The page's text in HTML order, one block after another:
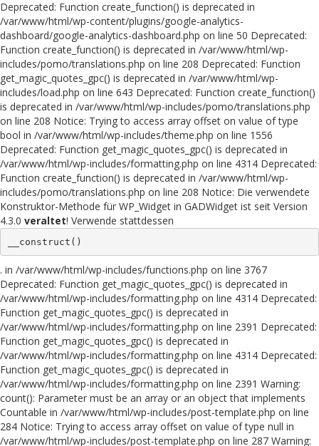
Deprecated: Function create_function() is deprecated in
/var/www/html/wp-content/plugins/google-analytics-
dashboard/google-analytics-dashboard.php on line 50 Deprecated:
Function create_function() is deprecated in /var/www/html/wp-
includes/pomo/translations.php on line 208 Deprecated: Function
get_magic_quotes_gpc() is deprecated in /var/www/html/wp-
includes/load.php on line 643 Deprecated: Function create_function()
is deprecated in /var/www/html/wp-includes/pomo/translations.php
on line 208 Notice: Trying to access array offset on value of type
bool in /var/www/html/wp-includes/theme.php on line 1556
Deprecated: Function get_magic_quotes_gpc() is deprecated in
/var/www/html/wp-includes/formatting.php on line 4314 Deprecated:
Function create_function() is deprecated in /var/www/html/wp-
includes/pomo/translations.php on line 208 Notice: Die verwendete
Konstruktor-Methode für WP_Widget in GADWidget ist seit Version
4.3.0 veraltet! Verwende stattdessen
__construct()
. in /var/www/html/wp-includes/functions.php on line 3767
Deprecated: Function get_magic_quotes_gpc() is deprecated in
/var/www/html/wp-includes/formatting.php on line 4314 Deprecated:
Function get_magic_quotes_gpc() is deprecated in
/var/www/html/wp-includes/formatting.php on line 2391 Deprecated:
Function get_magic_quotes_gpc() is deprecated in
/var/www/html/wp-includes/formatting.php on line 4314 Deprecated:
Function get_magic_quotes_gpc() is deprecated in
/var/www/html/wp-includes/formatting.php on line 2391 Warning:
count(): Parameter must be an array or an object that implements
Countable in /var/www/html/wp-includes/post-template.php on line
284 Notice: Trying to access array offset on value of type null in
/var/www/html/wp-includes/post-template.php on line 287 Warning: